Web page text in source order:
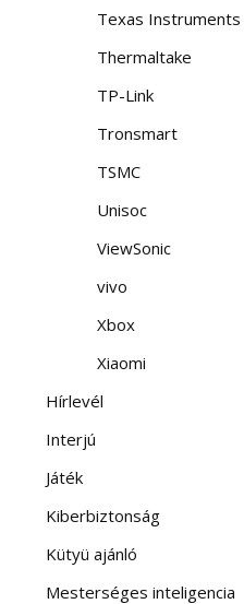
Texas Instruments
Thermaltake
TP-Link
Tronsmart
TSMC
Unisoc
ViewSonic
vivo
Xbox
Xiaomi
Hírlevél
Interjú
Játék
Kiberbiztonság
Kütyü ajánló
Mesterséges inteligencia